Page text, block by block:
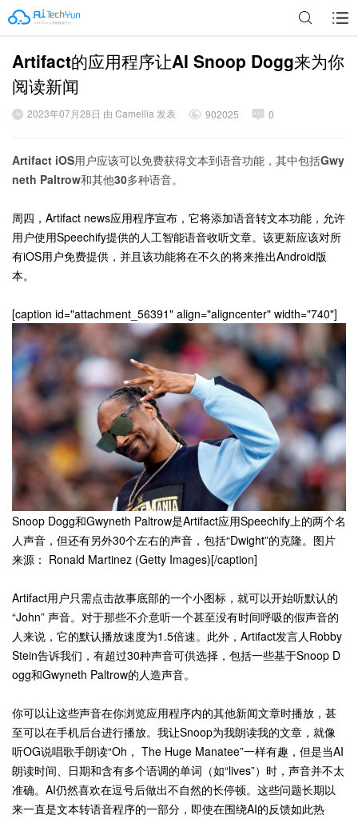
广告
Artifact的应用程序让AI Snoop Dogg来为你
阅读新闻
2023年07月28日 由 Camellia 发表 902025 0
Artifact iOS用户应该可以免费获得文本到语音功能，其中包括Gwy
neth Paltrow和其他30多种语音。
周四，Artifact news应用程序宣布，它将添加语音转文本功能，允许
用户使用Speechify提供的人工智能语音收听文章。该更新应该对所
有iOS用户免费提供，并且该功能将在不久的将来推出Android版
本。
[caption id="attachment_56391" align="aligncenter" width="740"]
Snoop Dogg和Gwyneth Paltrow是Artifact应用Speechify上的两个名
人声音，但还有另外30个左右的声音，包括“Dwight”的克隆。图片
来源： Ronald Martinez (Getty Images)[/caption]
Artifact用户只需点击故事底部的一个小图标，就可以开始听默认的
“John” 声音。对于那些不介意听一个甚至没有时间呼吸的假声音的
人来说，它的默认播放速度为1.5倍速。此外，Artifact发言人Robby
Stein告诉我们，有超过30种声音可供选择，包括一些基于Snoop D
ogg和Gwyneth Paltrow的人造声音。
你可以让这些声音在你浏览应用程序内的其他新闻文章时播放，甚
至可以在手机后台进行播放。我让Snoop为我朗读我的文章，就像
听OG说唱歌手朗读“Oh， The Huge Manatee”一样有趣，但是当AI
朗读时间、日期和含有多个语调的单词（如“lives”）时，声音并不太
准确。AI仍然喜欢在逗号后做出不自然的长停顿。这些问题长期以
来一直是文本转语音程序的一部分，即使在围绕AI的反馈如此热